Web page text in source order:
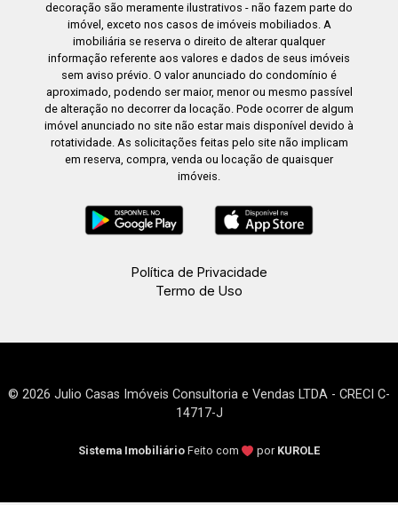
decoração são meramente ilustrativos - não fazem parte do
imóvel, exceto nos casos de imóveis mobiliados. A
imobiliária se reserva o direito de alterar qualquer
informação referente aos valores e dados de seus imóveis
sem aviso prévio. O valor anunciado do condomínio é
aproximado, podendo ser maior, menor ou mesmo passível
de alteração no decorrer da locação. Pode ocorrer de algum
imóvel anunciado no site não estar mais disponível devido à
rotatividade. As solicitações feitas pelo site não implicam
em reserva, compra, venda ou locação de quaisquer
imóveis.
Política de Privacidade
Termo de Uso
© 2026 Julio Casas Imóveis Consultoria e Vendas LTDA - CRECI C-
14717-J
Sistema Imobiliário Feito com por KUROLE